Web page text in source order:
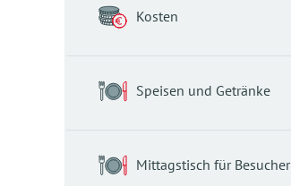
Kosten
Speisen und Getränke
Mittagstisch für Besucher